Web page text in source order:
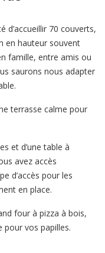
d’accueillir 70 couverts,
en hauteur souvent
famille, entre amis ou
saurons nous adapter
terrasse calme pour
et d’une table à
avez accès
d’accès pour les
en place.
four à pizza à bois,
pour vos papilles.